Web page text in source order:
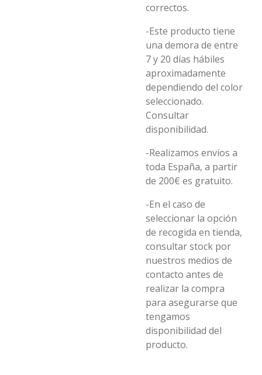
correctos.
-Este producto tiene
una demora de entre
7 y 20 días hábiles
aproximadamente
dependiendo del color
seleccionado.
Consultar
disponibilidad.
-Realizamos envíos a
toda España, a partir
de 200€ es gratuito.
-En el caso de
seleccionar la opción
de recogida en tienda,
consultar stock por
nuestros medios de
contacto antes de
realizar la compra
para asegurarse que
tengamos
disponibilidad del
producto.